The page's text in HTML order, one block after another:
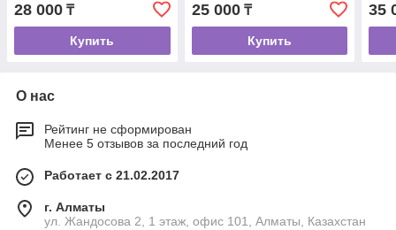
28 000 ₸
Купить
25 000₸
Купить
35
О нас
Рейтинг не сформирован
Менее 5 отзывов за последний год
Работает с 21.02.2017
г. Алматы
ул. Жандосова 2, 1 этаж, офис 101, Алматы, Казахстан